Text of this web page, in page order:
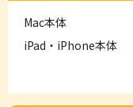
Mac本体
iPad・iPhone本体